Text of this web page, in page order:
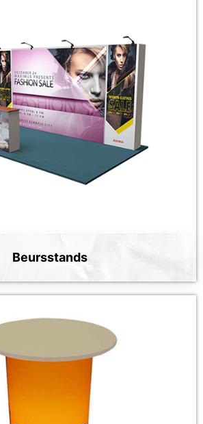
Beursstands